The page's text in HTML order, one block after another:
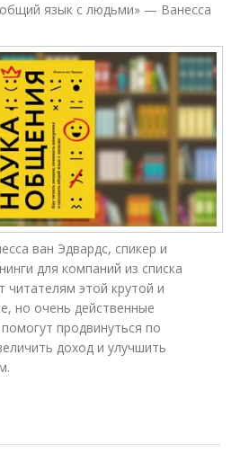
язык с людьми» — Ванесса
ван Эдвардс, спикер и
для компаний из списка
читателям этой крутой и
но очень действенные
продвинуться по
доход и улучшить